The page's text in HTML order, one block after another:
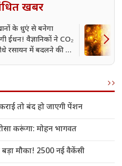
खबर
के धुएं से बनेगा
ईंधन! वैज्ञानिकों ने CO₂
रसायन में बदलने की नई
तो बंद हो जाएगी पेंशन
करूंगा: मोहन भागवत
बड़ा मौका! 2500 नई वैकेंसी